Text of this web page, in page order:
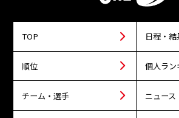
TOP 日程・結
順位 個人ラン
チーム・選手 ニュース